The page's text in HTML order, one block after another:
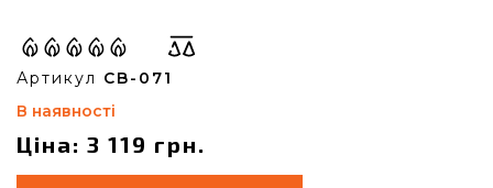
Артикул CB-071
В наявності
Ціна: 3 119 грн.